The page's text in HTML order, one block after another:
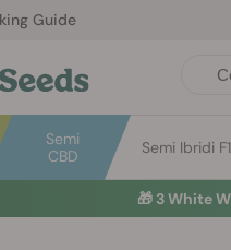
Guide
Semi
CBD
Semi Ibridi F1
🎁 3 White